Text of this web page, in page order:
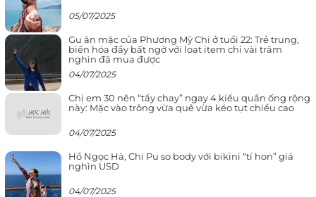
05/07/2025
Gu ăn mặc của Phương Mỹ Chi ở tuổi 22: Trẻ trung,
biến hóa đầy bất ngờ với loạt item chỉ vài trăm
nghìn đã mua được
04/07/2025
Chị em 30 nên “tẩy chay” ngay 4 kiểu quần ống rộng
này: Mặc vào trông vừa quê vừa kéo tụt chiều cao
04/07/2025
Hồ Ngọc Hà, Chi Pu so body với bikini “tí hon” giá
nghìn USD
04/07/2025